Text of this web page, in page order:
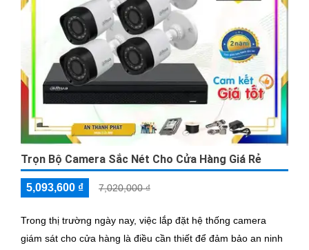
Trọn Bộ Camera Sắc Nét Cho Cửa Hàng Giá Rẻ
5,093,600 ₫ 7,020,000 ₫
Trong thị trường ngày nay, việc lắp đặt hệ thống camera
giám sát cho cửa hàng là điều cần thiết để đảm bảo an ninh